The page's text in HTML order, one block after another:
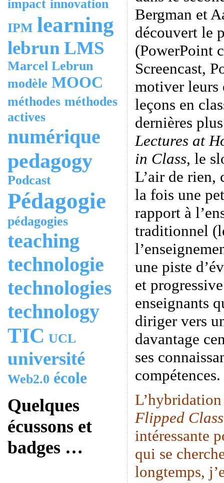
impact innovation
IPM learning
lebrun LMS
Marcel Lebrun
modèle MOOC
méthodes méthodes
actives
numérique
pedagogy
Podcast
Pédagogie
pédagogies
teaching
technologie
technologies
technology
TIC UCL
université
Web2.0 école
Quelques
écussons et
badges …
Bergman et
découvert le
(PowerPoint
Screencast,
motiver leurs
leçons en
dernières
Lectures at
in Class, le
L’air de rien,
la fois une
rapport à
traditionnel
une piste
et
enseignants
diriger vers
davantage
ses
compétences.
Flipped
intéressante
qui se
longtemps,